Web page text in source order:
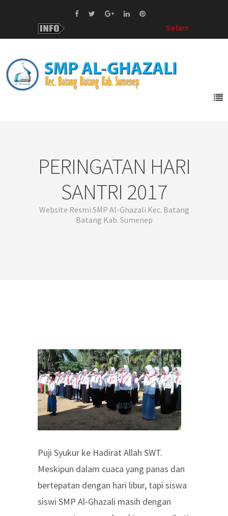
Selamat Datang! di SMP Al-
PERINGATAN HARI
SANTRI 2017
Website Resmi SMP Al-Ghazali Kec. Batang
Batang Kab. Sumenep
Puji Syukur ke Hadirat Allah SWT.
Meskipun dalam cuaca yang panas dan
bertepatan dengan hari libur, tapi siswa
siswi SMP Al-Ghazali masih dengan